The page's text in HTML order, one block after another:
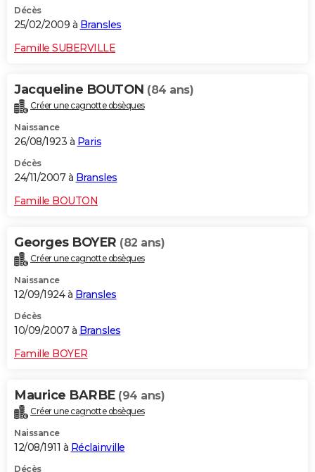
Décès
25/02/2009 à Bransles
Famille SUBERVILLE
Jacqueline BOUTON (84 ans)
Créer une cagnotte obsèques
Naissance
26/08/1923 à Paris
Décès
24/11/2007 à Bransles
Famille BOUTON
Georges BOYER (82 ans)
Créer une cagnotte obsèques
Naissance
12/09/1924 à Bransles
Décès
10/09/2007 à Bransles
Famille BOYER
Maurice BARBE (94 ans)
Créer une cagnotte obsèques
Naissance
12/08/1911 à Réclainville
Décès